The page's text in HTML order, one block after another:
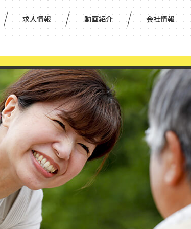
求人情報 動画紹介 会社情報